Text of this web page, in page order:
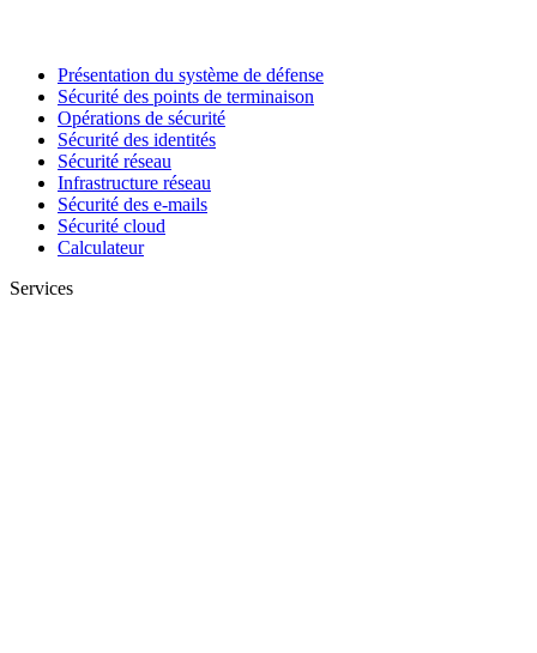
Présentation du système de défense
Sécurité des points de terminaison
Opérations de sécurité
Sécurité des identités
Sécurité réseau
Infrastructure réseau
Sécurité des e-mails
Sécurité cloud
Calculateur
Services